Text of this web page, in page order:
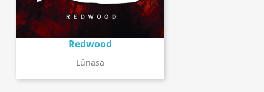
Redwood
Lúnasa